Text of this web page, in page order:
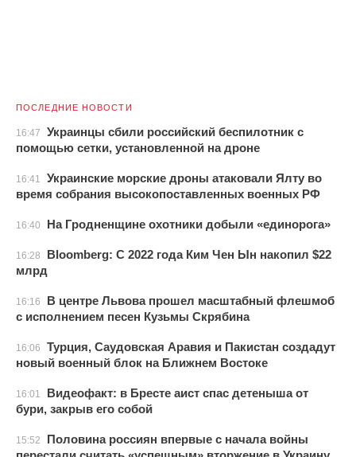
ПОСЛЕДНИЕ НОВОСТИ
16:47
Украинцы сбили российский беспилотник с
помощью сетки, установленной на дроне
16:41
Украинские морские дроны атаковали Ялту во
время собрания высокопоставленных военных РФ
16:40 На Гродненщине охотники добыли «единорога»
16:28
Bloomberg: С 2022 года Ким Чен Ын накопил $22
млрд
16:16
В центре Львова прошел масштабный флешмоб
с исполнением песен Кузьмы Скрябина
16:06
Турция, Саудовская Аравия и Пакистан создадут
новый военный блок на Ближнем Востоке
16:01
Видеофакт: в Бресте аист спас детеныша от
бури, закрыв его собой
15:52
Половина россиян впервые с начала войны